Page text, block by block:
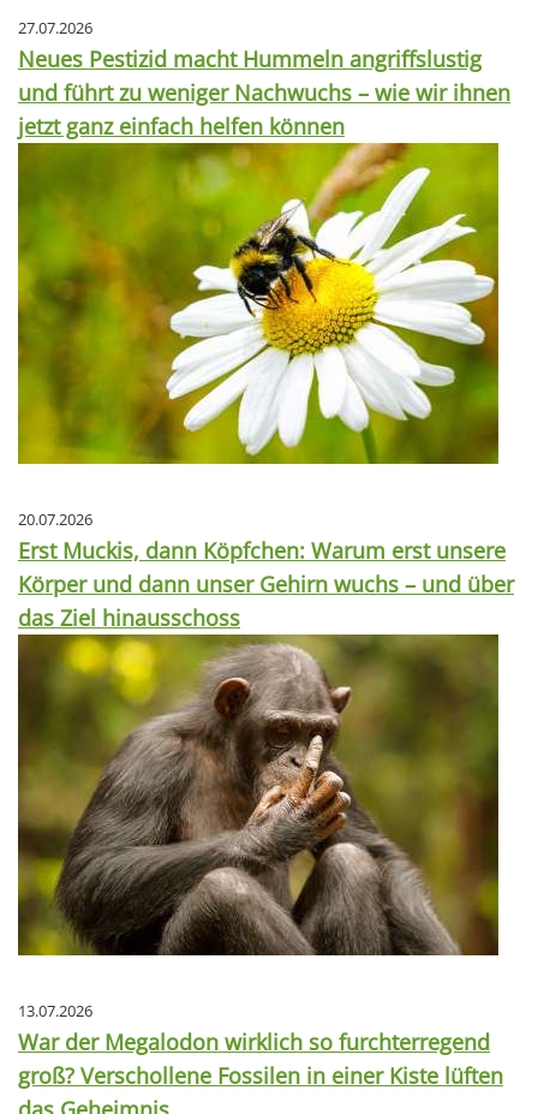
27.07.2026
Neues Pestizid macht Hummeln angriffslustig
und führt zu weniger Nachwuchs – wie wir ihnen
jetzt ganz einfach helfen können
20.07.2026
Erst Muckis, dann Köpfchen: Warum erst unsere
Körper und dann unser Gehirn wuchs – und über
das Ziel hinausschoss
13.07.2026
War der Megalodon wirklich so furchterregend
groß? Verschollene Fossilen in einer Kiste lüften